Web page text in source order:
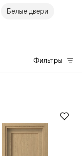
Белые двери
Фильтры